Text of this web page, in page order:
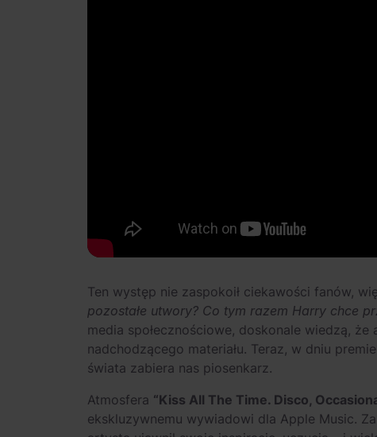
Ten występ nie zaspokoił ciekawości fanów,
pozostałe utwory? Co tym razem Harry chce
media społecznościowe, doskonale wiedzą,
nadchodzącego materiału. Teraz, w dniu
świata zabiera nas piosenkarz.
Atmosfera “Kiss All The Time. Disco,
ekskluzywnemu wywiadowi dla Apple Music.